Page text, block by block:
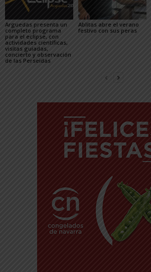
Arguedas presenta un
completo programa
para el eclipse, con
actividades científicas,
visitas guiadas,
concierto y observación
de las Perseidas
Ablitas abre el verano
festivo con sus peras